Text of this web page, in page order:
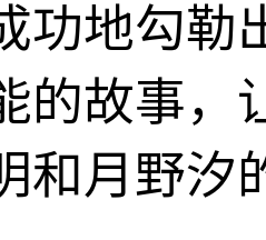
功地勾勒
的故事，
和月野汐